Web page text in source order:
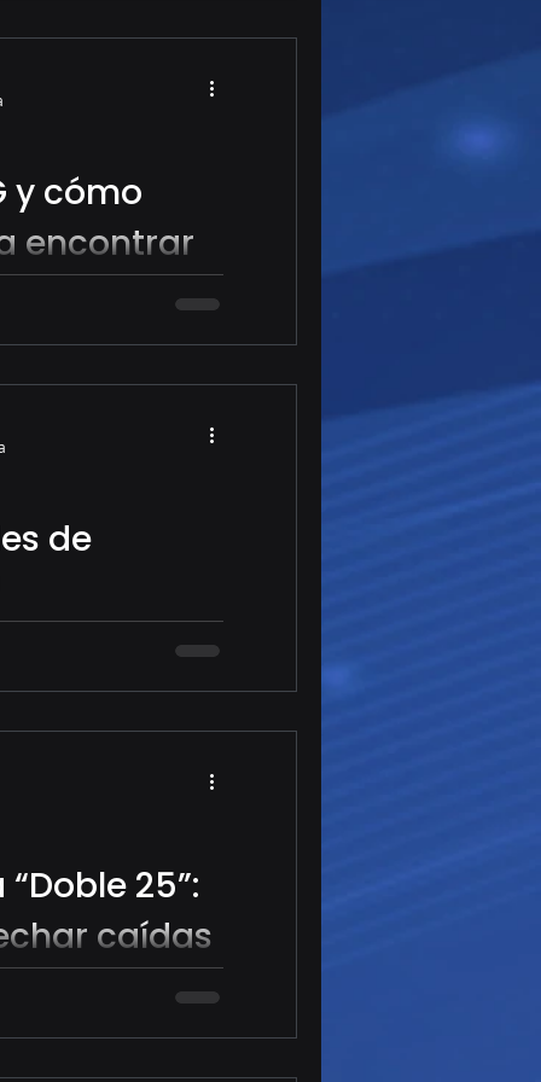
y cómo
encontrar
barata? Descubre
puede ayudarte a
de
nos esta
25”:
caídas
predecir el mercado.
aprovechar